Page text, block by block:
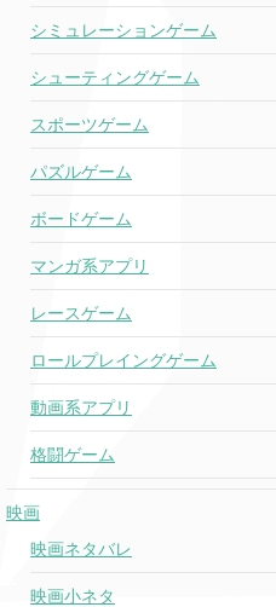
シミュレーションゲーム
シューティングゲーム
スポーツゲーム
パズルゲーム
ボードゲーム
マンガ系アプリ
レースゲーム
ロールプレイングゲーム
動画系アプリ
格闘ゲーム
映画
映画ネタバレ
映画小ネタ